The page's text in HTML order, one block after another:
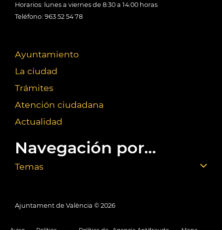
Horarios: lunes a viernes de 8:30 a 14:00 horas
Teléfono: 963 52 54 78
Ayuntamiento
La ciudad
Trámites
Atención ciudadana
Actualidad
Navegación por...
Temas
Ajuntament de València © 2026